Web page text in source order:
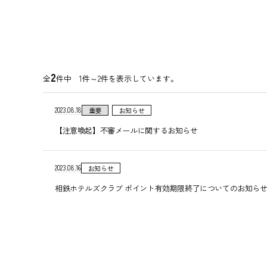
全2件中 1件～2件を表示しています。
2023.08.18 重要 お知らせ
【注意喚起】不審メールに関するお知らせ
2023.08.16 お知らせ
相鉄ホテルズクラブ ポイント有効期限終了についてのお知らせ